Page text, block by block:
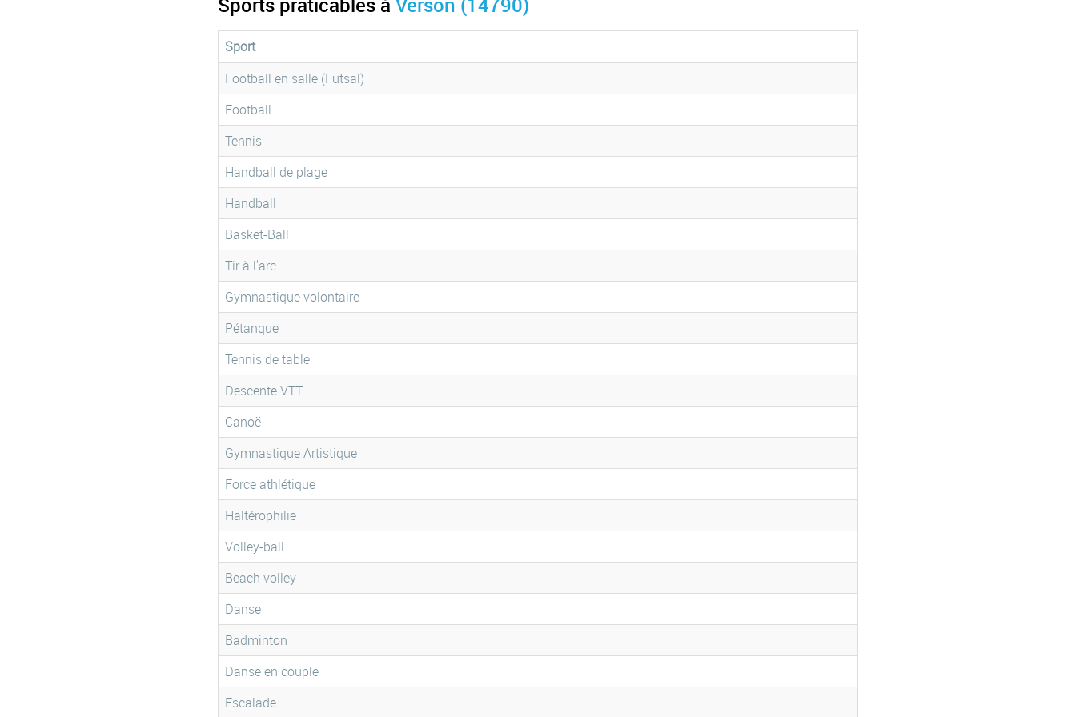
Sport
Football en salle (Futsal)
Football
Tennis
Handball de plage
Handball
Basket-Ball
Tir à l'arc
Gymnastique volontaire
Pétanque
Tennis de table
Descente VTT
Canoë
Gymnastique Artistique
Force athlétique
Haltérophilie
Volley-ball
Beach volley
Danse
Badminton
Danse en couple
Escalade